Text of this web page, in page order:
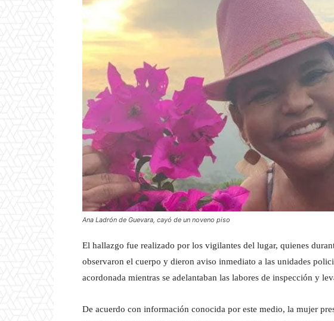
Ana Ladrón de Guevara, cayó de un noveno piso
El hallazgo fue realizado por los vigilantes del lugar, quienes
observaron el cuerpo y dieron aviso inmediato a las unidades
acordonada mientras se adelantaban las labores de inspección y
De acuerdo con información conocida por este medio, la mujer